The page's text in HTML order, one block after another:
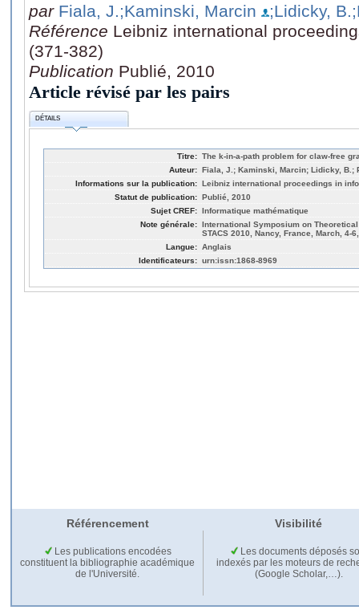
par Fiala, J.;Kaminski, Marcin ;Lidicky, B.
Référence Leibniz international
(371-382)
Publication Publié, 2010
Article révisé par les pairs
DÉTAILS
Titre: The k-in-a-path problem for claw-free
Auteur: Fiala, J.; Kaminski, Marcin; Lidicky, B.;
Informations sur la publication: Leibniz international proceedings in
Statut de publication: Publié, 2010
Sujet CREF: Informatique mathématique
Note générale: International Symposium on
STACS 2010, Nancy, France, March, 4-
Langue: Anglais
Identificateurs: urn:issn:1868-8969
Référencement Visibilité
Les publications encodées
constituent la bibliographie académique
de l'Université.
Les documents déposés
indexés par les moteurs de
(Google Scholar,…).